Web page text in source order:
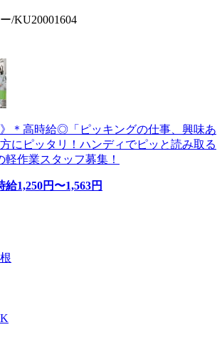
/KU20001604
》＊高時給◎「ピッキングの仕事、興味あ
にピッタリ！ハンディでピッと読み取る
軽作業スタッフ募集！
給1,250円〜1,563円